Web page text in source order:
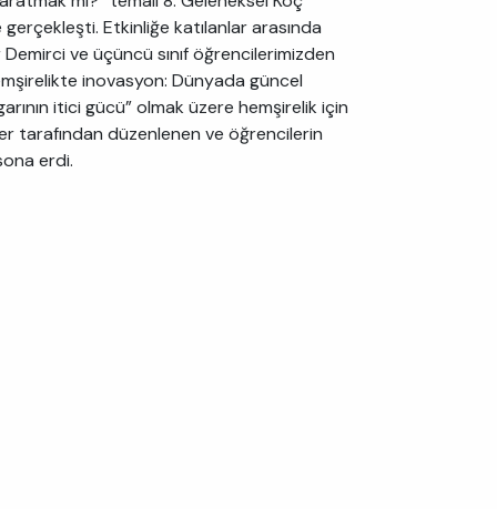
Etkinliğe katılanlar arasında
ve üçüncü sınıf öğrencilerimizden
inovasyon: Dünyada güncel
itici gücü” olmak üzere hemşirelik için
tarafından düzenlenen ve öğrencilerin
erdi.